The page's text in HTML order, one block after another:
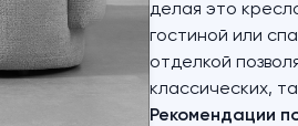
делая это
гостиной или
отделкой
классических,
Рекомендации